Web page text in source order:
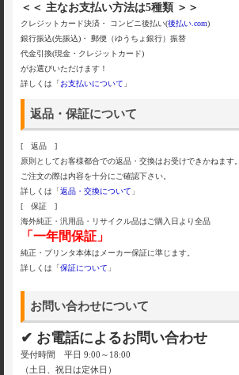
＜＜ 主なお支払い方法は5種類 ＞＞
クレジットカード決済・ コンビニ後払い(後払い.com)
銀行振込(先振込)・ 郵便（ゆうちょ銀行）振替
代金引換(現金・クレジットカード)
がお選びいただけます！
詳しくは「お支払いについて 」
返品・保証について
[ 返品 ]
原則としてお客様都合での返品・交換はお受けできかねます。
ご注文の際は内容を十分にご確認下さい。
詳しくは「返品・交換について 」
[ 保証 ]
海外純正・汎用品・リサイクル品はご購入日より全品
「一年間保証」
純正・プリンタ本体はメーカー保証に準じます。
詳しくは「保証について 」
お問い合わせについて
✔ お電話によるお問い合わせ
受付時間 平日 9:00～18:00
（土日、祝日は定休日）